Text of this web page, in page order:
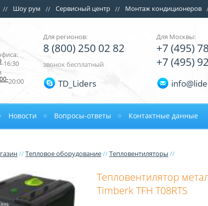
Шоу рум Сервисный центр Монтаж кондиционеров
-16:30
00-20:00
Для регионов:
8 (800) 250 02 82
звонок бесплатный
TD_Liders
Для Москвы:
+7 (495)
+7 (495)
Новости Вопросы-ответы Контактные данные
//Тепловое оборудование//Тепловентиляторы //
Тепловентилятор
Timberk TFH T08RTS